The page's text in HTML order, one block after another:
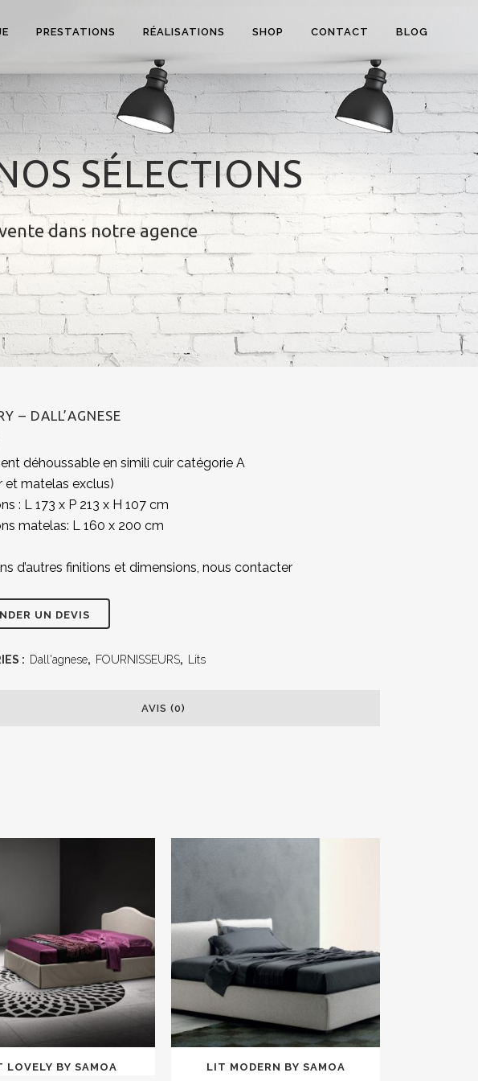
PRESTATIONS RÉALISATIONS SHOP CONTACT BLOG
SÉLECTIONS
dans notre agence
– DALL’AGNESE
déhoussable en simili cuir catégorie A
et matelas exclus)
: L 173 x P 213 x H 107 cm
matelas: L 160 x 200 cm
d’autres finitions et dimensions, nous contacter
: Dall'agnese, FOURNISSEURS, Lits
AVIS (0)
LOVELY BY SAMOA LIT MODERN BY SAMOA